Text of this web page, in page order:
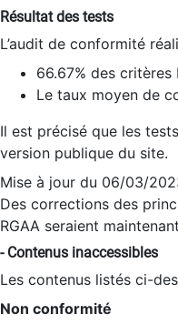
Résultat des tests
L’audit de conformité
66.67% des critères
Le taux moyen de
Il est précisé que les
version publique du site.
Mise à jour du 06/03/
Des corrections des
RGAA seraient
- Contenus inaccessibles
Les contenus listés ci-
Non conformité